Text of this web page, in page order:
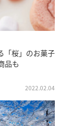
「桜」のお菓子
品も
2022.02.04